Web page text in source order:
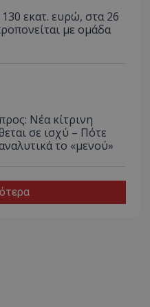
εκατ. ευρώ, στα 26
με ομάδα
Νέα κίτρινη
σε ισχύ – Πότε
το «μενού»